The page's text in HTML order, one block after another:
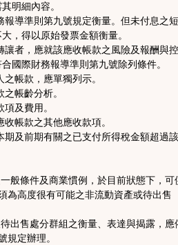
明細內容。
報導準則第九號規定衡量。但未付息之
得以原始發票金額衡量。
讓者，應就該應收帳款之風險及報酬與
際財務報導準則第九號除列條件。
之帳款，應單獨列示。
帳齡分析。
及費用。
帳款之其他應收款項。
期及前期有關之已支付所得稅金額超過
般條件及商業慣例，於目前狀態下，可
高度很有可能之非流動資產或待出售
出售處分群組之衡量、表達與揭露，應
定辦理。